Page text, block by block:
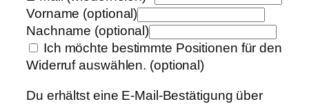
Vorname (optional)
Nachname (optional)
Ich möchte bestimmte Positionen für den
Widerruf auswählen. (optional)
Du erhältst eine E-Mail-Bestätigung über